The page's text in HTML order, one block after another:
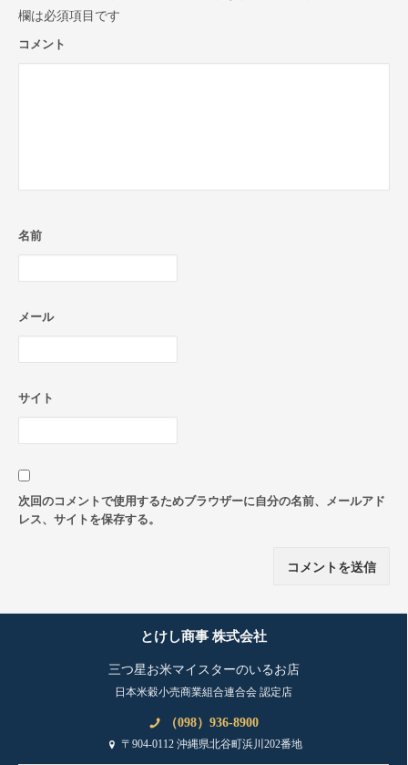
欄は必須項目です
コメント
名前
メール
サイト
次回のコメントで使用するためブラウザーに自分の名前、メールアド
レス、サイトを保存する。
とけし商事 株式会社
三つ星お米マイスターのいるお店
日本米穀小売商業組合連合会 認定店
（098）936-8900
〒904-0112 沖縄県北谷町浜川202番地